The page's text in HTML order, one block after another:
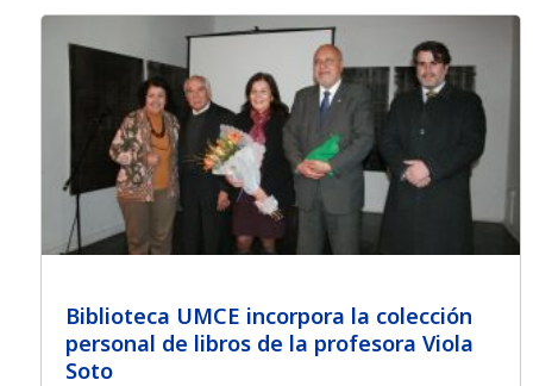
Biblioteca UMCE incorpora la colección
personal de libros de la profesora Viola
Soto